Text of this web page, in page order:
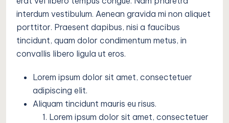
interdum vestibulum. Aenean gravida mi non aliquet
porttitor. Praesent dapibus, nisi a faucibus
tincidunt, quam dolor condimentum metus, in
convallis libero ligula ut eros.
Lorem ipsum dolor sit amet, consectetuer
adipiscing elit.
Aliquam tincidunt mauris eu risus.
Lorem ipsum dolor sit amet, consectetuer